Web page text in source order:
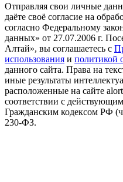
Отправляя свои личные
даёте своё согласие на
согласно Федеральному
данных» от 27.07.2006 г.
Алтай», вы соглашаетесь с
использования и политикой
данного сайта. Права на
иные результаты
расположенные на сайте
соответствии с
Гражданским кодексом РФ
230-ФЗ.